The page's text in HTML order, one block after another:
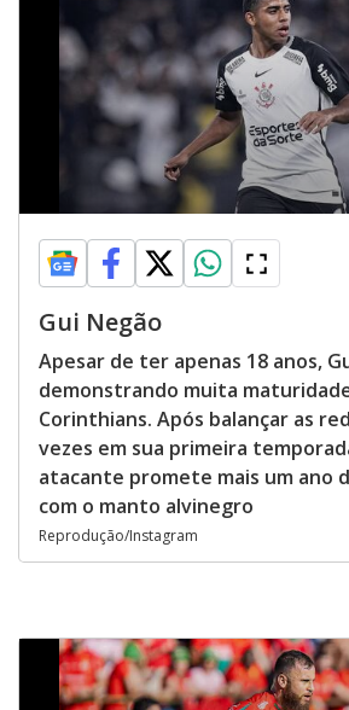
Gui Negão
Apesar de ter apenas 18 anos,
demonstrando muita
Corinthians. Após balançar as
vezes em sua primeira
atacante promete mais um ano
com o manto alvinegro
Reprodução/Instagram